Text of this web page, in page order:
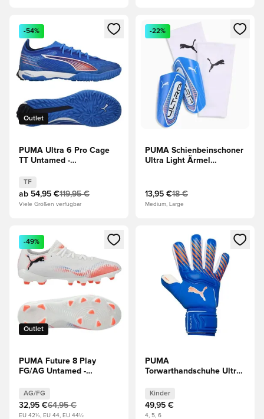
Öffnet ein neues Fenster zum Anmelden oder Registrieren
Outlet
-54%
PUMA Ultra 6 Pro Cage
TT Untamed -
TF
ab 54,95 €119,95 €
Viele Größen verfügbar
Öffnet ein neues Fenster
-22%
PUMA Schienbeinschoner
Ultra Light Ärmel
13,95 €18 €
Medium, Large
Öffnet ein neues Fenster zum Anmelden oder Registrieren
Outlet
-49%
PUMA Future 8 Play
FG/AG Untamed -
AG/FG
32,95 €64,95 €
EU 42½, EU 44, EU 44½
Öffnet ein neues Fenster
PUMA
Torwarthandschuhe Ultra
Blau/Rot Kinder
Kinder
49,95 €
4, 5, 6